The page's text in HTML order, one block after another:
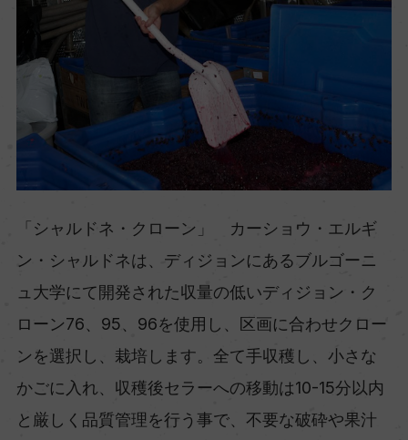
「シャルドネ・クローン」 カーショウ・エルギ
ン・シャルドネは、ディジョンにあるブルゴーニ
ュ大学にて開発された収量の低いディジョン・ク
ローン76、95、96を使用し、区画に合わせクロー
ンを選択し、栽培します。全て手収穫し、小さな
かごに入れ、収穫後セラーへの移動は10-15分以内
と厳しく品質管理を行う事で、不要な破砕や果汁